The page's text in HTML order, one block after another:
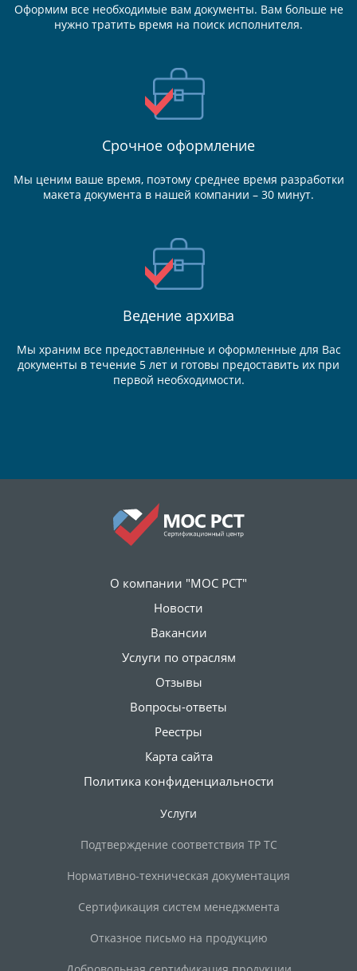
Оформим все необходимые вам документы. Вам больше не
нужно тратить время на поиск исполнителя.
Срочное оформление
Мы ценим ваше время, поэтому среднее время разработки
макета документа в нашей компании – 30 минут.
Ведение архива
Мы храним все предоставленные и оформленные для Вас
документы в течение 5 лет и готовы предоставить их при
первой необходимости.
О компании "МОС РСТ"
Новости
Вакансии
Услуги по отраслям
Отзывы
Вопросы-ответы
Реестры
Карта сайта
Политика конфиденциальности
Услуги
Подтверждение соответствия ТР ТС
Нормативно-техническая документация
Сертификация систем менеджмента
Отказное письмо на продукцию